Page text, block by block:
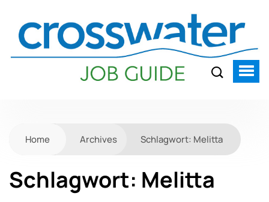
Home Archives Schlagwort: Melitta
Schlagwort: Melitta